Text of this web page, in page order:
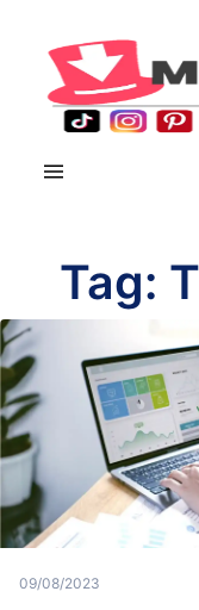
Tag:
09/08/2023